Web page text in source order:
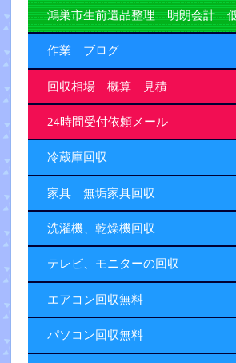
鴻巣市生前遺品整理 明朗会計
作業 ブログ
回収相場 概算 見積
24時間受付依頼メール
冷蔵庫回収
家具 無垢家具回収
洗濯機、乾燥機回収
テレビ、モニターの回収
エアコン回収無料
パソコン回収無料